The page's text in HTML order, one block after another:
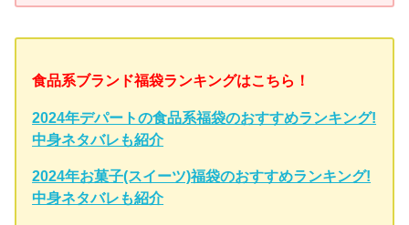
食品系ブランド福袋ランキングはこちら！
2024年デパートの食品系福袋のおすすめランキング!
中身ネタバレも紹介
2024年お菓子(スイーツ)福袋のおすすめランキング!
中身ネタバレも紹介